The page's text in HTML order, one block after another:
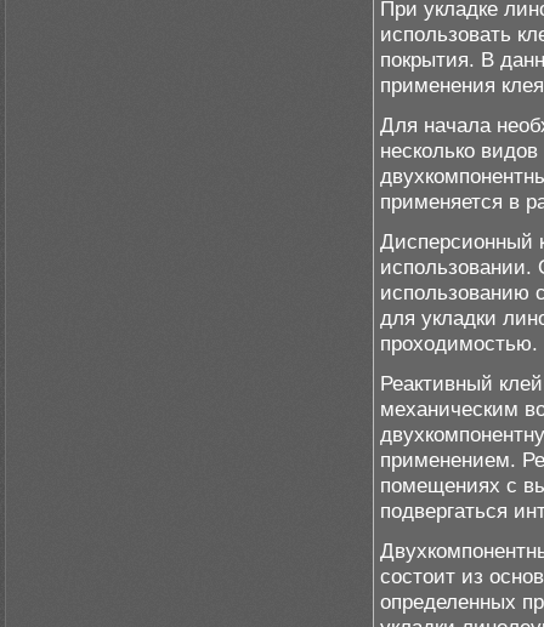
При укладке
использовать
покрытия. В
применения
Для начала
несколько
применяется в
Дисперсионный
использовании.
использованию
для укладки
проходимостью.
Реактивный
механическим
применением.
помещениях с
подвергаться
состоит из
определенных